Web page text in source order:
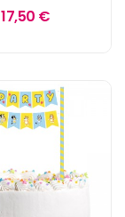
17,50 €